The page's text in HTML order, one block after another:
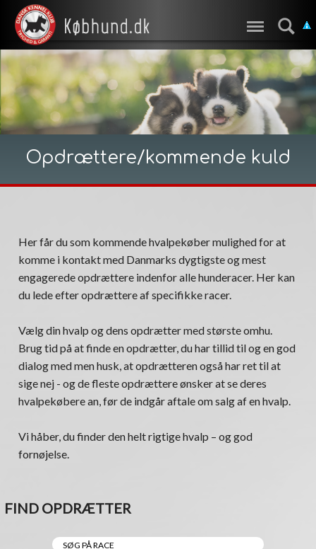
Opdrættere/kommende kuld
Her får du som kommende hvalpekøber mulighed for at
komme i kontakt med Danmarks dygtigste og mest
engagerede opdrættere indenfor alle hunderacer. Her kan
du lede efter opdrættere af specifikke racer.
Vælg din hvalp og dens opdrætter med største omhu.
Brug tid på at finde en opdrætter, du har tillid til og en god
dialog med men husk, at opdrætteren også har ret til at
sige nej - og de fleste opdrættere ønsker at se deres
hvalpekøbere an, før de indgår aftale om salg af en hvalp.
Vi håber, du finder den helt rigtige hvalp – og god
fornøjelse.
FIND OPDRÆTTER